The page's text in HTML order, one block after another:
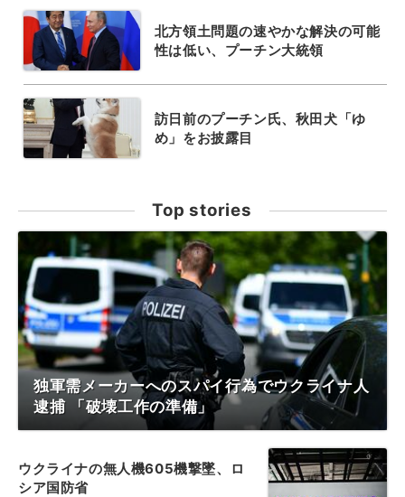
北方領土問題の速やかな解決の可能
性は低い、プーチン大統領
訪日前のプーチン氏、秋田犬「ゆ
め」をお披露目
Top stories
独軍需メーカーへのスパイ行為でウクライナ人
逮捕 「破壊工作の準備」
ウクライナの無人機605機撃墜、ロ
シア国防省